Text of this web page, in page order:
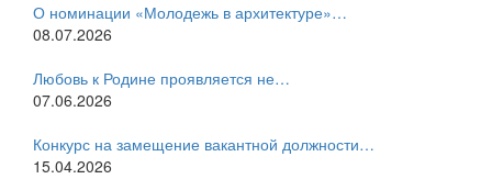
О номинации «Молодежь в архитектуре»…
08.07.2026
Любовь к Родине проявляется не…
07.06.2026
Конкурс на замещение вакантной должности…
15.04.2026